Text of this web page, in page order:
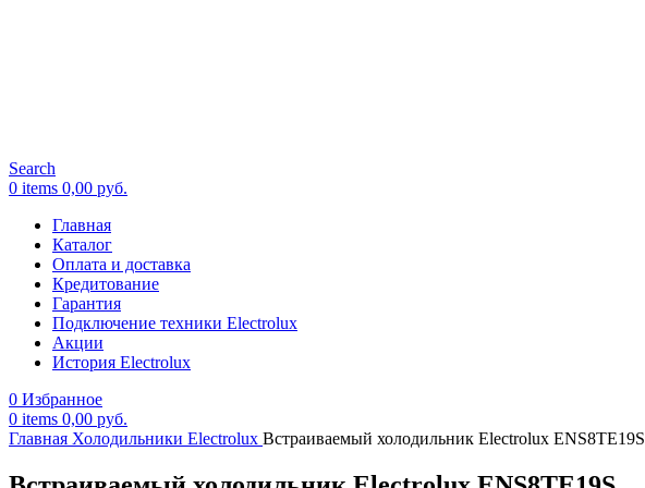
Search
0 items 0,00 руб.
Главная
Каталог
Оплата и доставка
Кредитование
Гарантия
Подключение техники Electrolux
Акции
История Electrolux
0 Избранное
0 items 0,00 руб.
Главная Холодильники Electrolux Встраиваемый холодильник Electrolux ENS8TE19S